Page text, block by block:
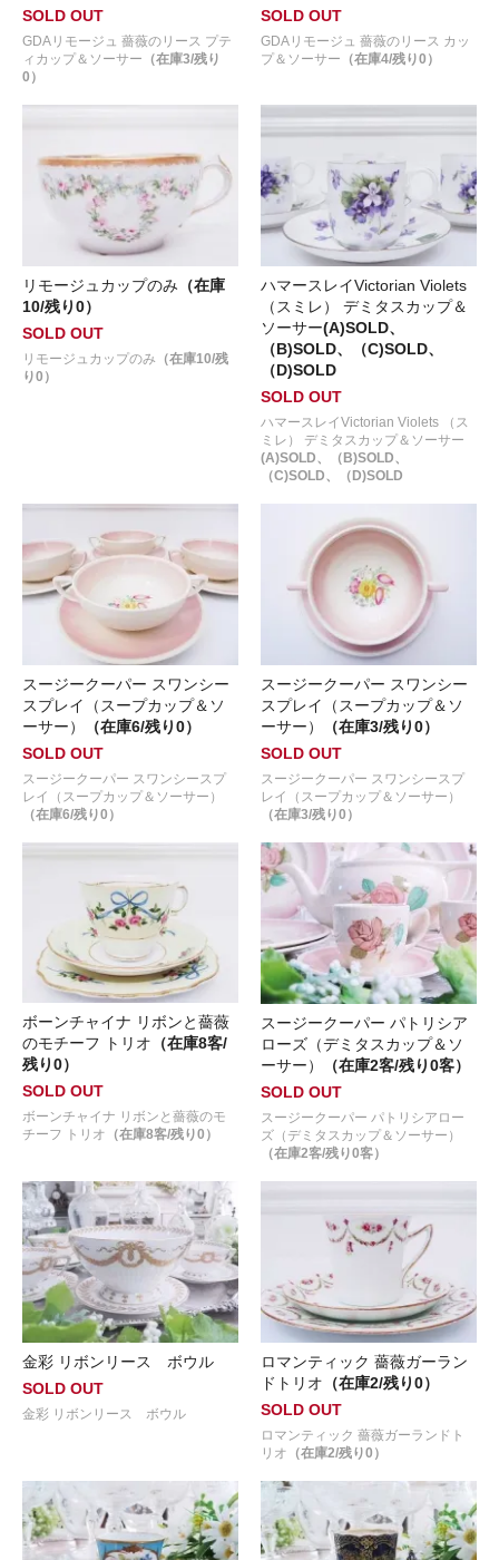
SOLD OUT
GDAリモージュ 薔薇のリース プテ
ィカップ＆ソーサー （在庫3/残り
0）
SOLD OUT
GDAリモージュ 薔薇のリース カッ
プ＆ソーサー （在庫4/残り0）
リモージュカップのみ （在庫
10/残り0）
SOLD OUT
リモージュカップのみ （在庫10/残
り0）
ハマースレイVictorian Violets
（スミレ） デミタスカップ＆
ソーサー(A)SOLD、
（B)SOLD、（C)SOLD、
（D)SOLD
SOLD OUT
ハマースレイVictorian Violets （ス
ミレ） デミタスカップ＆ソーサー
(A)SOLD、（B)SOLD、
（C)SOLD、（D)SOLD
スージークーパー スワンシー
スプレイ（スープカップ＆ソ
ーサー）
（在庫6/残り0）
SOLD OUT
スージークーパー スワンシースプ
レイ（スープカップ＆ソーサー）
（在庫6/残り0）
スージークーパー スワンシー
スプレイ（スープカップ＆ソ
ーサー）
（在庫3/残り0）
SOLD OUT
スージークーパー スワンシースプ
レイ（スープカップ＆ソーサー）
（在庫3/残り0）
ボーンチャイナ リボンと薔薇
のモチーフ トリオ （在庫8客/
残り0）
SOLD OUT
ボーンチャイナ リボンと薔薇のモ
チーフ トリオ （在庫8客/残り0）
スージークーパー パトリシア
ローズ（デミタスカップ＆ソ
ーサー）
（在庫2客/残り0客）
SOLD OUT
スージークーパー パトリシアロー
ズ（デミタスカップ＆ソーサー）
（在庫2客/残り0客）
金彩 リボンリース ボウル
SOLD OUT
金彩 リボンリース ボウル
ロマンティック 薔薇ガーラン
ドトリオ （在庫2/残り0）
SOLD OUT
ロマンティック 薔薇ガーランドト
リオ （在庫2/残り0）